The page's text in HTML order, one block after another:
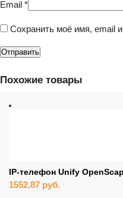
Email*
Сохранить моё имя, email
Похожие товары
IP-телефон Unify
1552,87 руб.